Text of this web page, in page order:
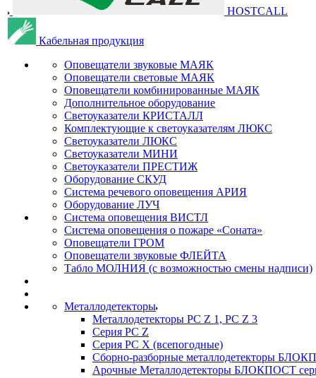
HOSTCALL
Кабельная продукция
Оповещатели звуковые МАЯК
Оповещатели световые МАЯК
Оповещатели комбинированные МАЯК
Дополнительное оборудование
Светоуказатели КРИСТАЛЛ
Комплектующие к светоуказателям ЛЮКС
Светоуказатели ЛЮКС
Светоуказатели МИНИ
Светоуказатели ПРЕСТИЖ
Оборудование СКУД
Система речевого оповещения АРИЯ
Оборудование ЛУЧ
Система оповещения ВИСТЛ
Система оповещения о пожаре «Соната»
Оповещатели ГРОМ
Оповещатели звуковые ФЛЕЙТА
Табло МОЛНИЯ (с возможностью смены надписи)
Металлодетекторы
Металлодетекторы РС Z 1, PC Z 3
Серия РС Z
Серия РС X (всепогодные)
Сборно-разборные металлодетекторы
Арочные Металлодетекторы БЛОКПОСТ